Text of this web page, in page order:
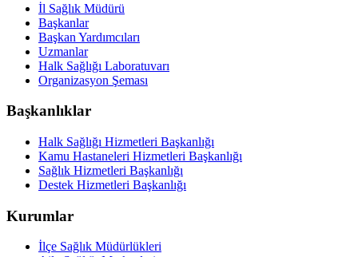
İl Sağlık Müdürü
Başkanlar
Başkan Yardımcıları
Uzmanlar
Halk Sağlığı Laboratuvarı
Organizasyon Şeması
Başkanlıklar
Halk Sağlığı Hizmetleri Başkanlığı
Kamu Hastaneleri Hizmetleri Başkanlığı
Sağlık Hizmetleri Başkanlığı
Destek Hizmetleri Başkanlığı
Kurumlar
İlçe Sağlık Müdürlükleri